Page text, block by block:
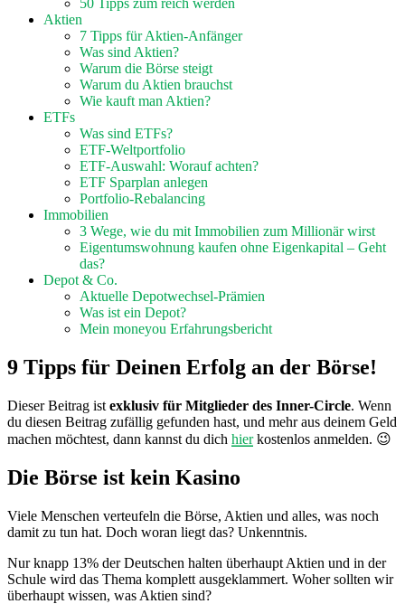
50 Tipps zum reich werden
Aktien
7 Tipps für Aktien-Anfänger
Was sind Aktien?
Warum die Börse steigt
Warum du Aktien brauchst
Wie kauft man Aktien?
ETFs
Was sind ETFs?
ETF-Weltportfolio
ETF-Auswahl: Worauf achten?
ETF Sparplan anlegen
Portfolio-Rebalancing
Immobilien
3 Wege, wie du mit Immobilien zum Millionär wirst
Eigentumswohnung kaufen ohne Eigenkapital – Geht
das?
Depot & Co.
Aktuelle Depotwechsel-Prämien
Was ist ein Depot?
Mein moneyou Erfahrungsbericht
9 Tipps für Deinen Erfolg an der Börse!
Dieser Beitrag ist exklusiv für Mitglieder des Inner-Circle. Wenn
du diesen Beitrag zufällig gefunden hast, und mehr aus deinem Geld
machen möchtest, dann kannst du dich hierkostenlos anmelden. 😉
Die Börse ist kein Kasino
Viele Menschen verteufeln die Börse, Aktien und alles, was noch
damit zu tun hat. Doch woran liegt das? Unkenntnis.
Nur knapp 13% der Deutschen halten überhaupt Aktien und in der
Schule wird das Thema komplett ausgeklammert. Woher sollten wir
überhaupt wissen, was Aktien sind?